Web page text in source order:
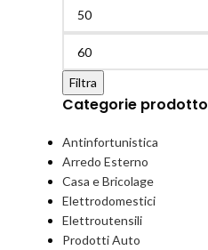
Filtra
Categorie prodotto
Antinfortunistica
Arredo Esterno
Casa e Bricolage
Elettrodomestici
Elettroutensili
Prodotti Auto